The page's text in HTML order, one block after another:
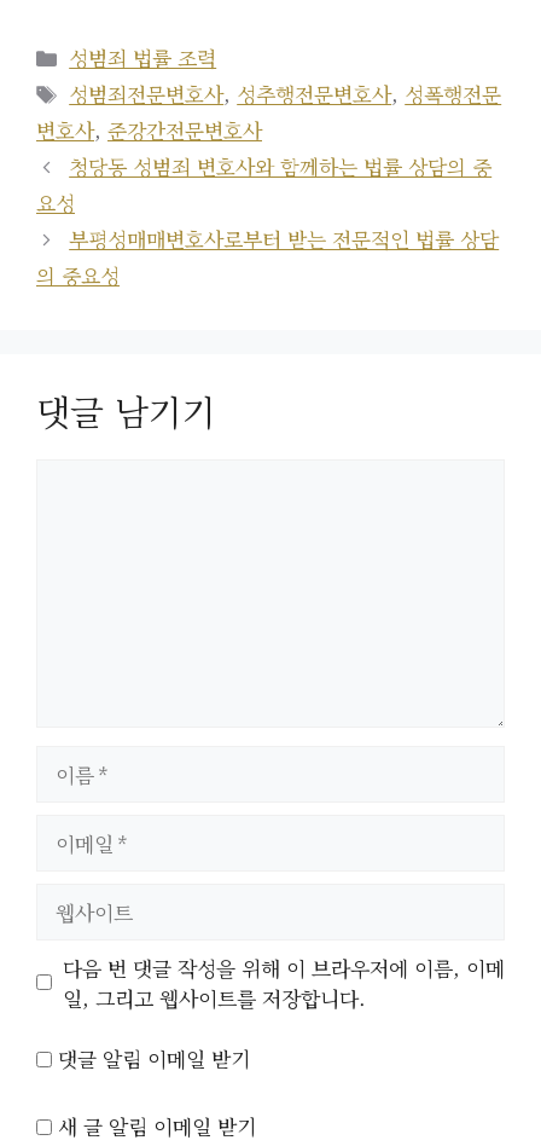
카
테
고
리
성범죄 법률 조력
태
그
성범죄전문변호사, 성추행전문변호사, 성폭행전문
변호사, 준강간전문변호사
청당동 성범죄 변호사와 함께하는 법률 상담의 중
요성
부평성매매변호사로부터 받는 전문적인 법률 상담
의 중요성
댓글 남기기
트
다음 번 댓글 작성을 위해 이 브라우저에 이름, 이메
일, 그리고 웹사이트를 저장합니다.
댓글 알림 이메일 받기
새 글 알림 이메일 받기